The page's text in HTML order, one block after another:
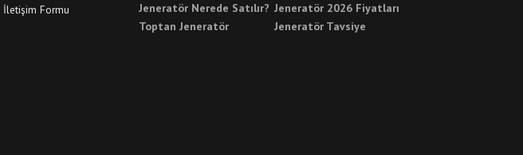
İletişim Formu
Jeneratör Nerede Satılır?
Toptan Jeneratör
Jeneratör 2026 Fiyatları
Jeneratör Tavsiye